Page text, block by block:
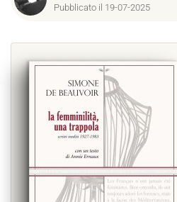
Pubblicato il 19-07-2025